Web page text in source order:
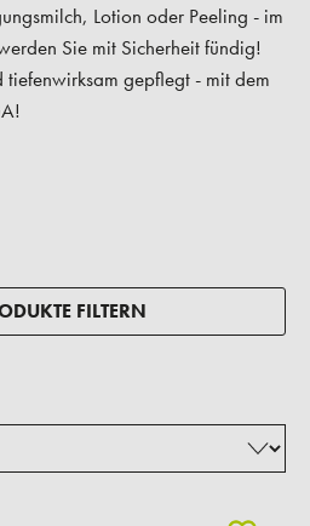
Lotion oder Peeling - im
Sie mit Sicherheit fündig!
tiefenwirksam gepflegt - mit dem
FILTERN